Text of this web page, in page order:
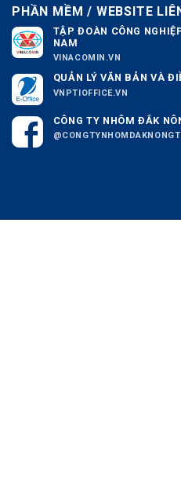
PHẦN MỀM / WEBSITE
TẬP ĐOÀN CÔNG
NAM
VINACOMIN.VN
QUẢN LÝ VĂN BẢN VÀ
VNPTIOFFICE.VN
CÔNG TY NHÔM ĐẮK